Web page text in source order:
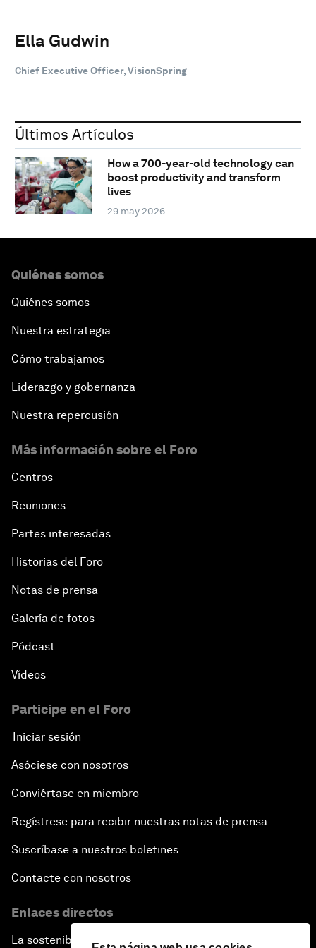
Ella Gudwin
Chief Executive Officer, VisionSpring
Últimos Artículos
How a 700-year-old technology can
boost productivity and transform
lives
29 may 2026
Quiénes somos
Quiénes somos
Nuestra estrategia
Cómo trabajamos
Liderazgo y gobernanza
Nuestra repercusión
Más información sobre el Foro
Centros
Reuniones
Partes interesadas
Historias del Foro
Notas de prensa
Galería de fotos
Pódcast
Vídeos
Participe en el Foro
Iniciar sesión
Asóciese con nosotros
Conviértase en miembro
Regístrese para recibir nuestras notas de prensa
Suscríbase a nuestros boletines
Contacte con nosotros
Enlaces directos
La sostenibilidad en el Foro